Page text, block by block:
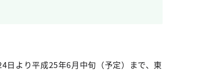
より平成25年6月中旬（予定）まで、東